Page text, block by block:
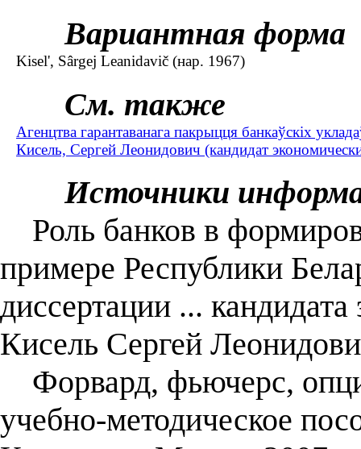
Вариантная форма
Kisel', Sârgej Leanіdavіč (нар. 1967)
См. также
Агенцтва гарантаванага пакрыцця банкаўскіх
Кисель, Сергей Леонидович (кандидат
Источники
Роль банков в
примере Республики
диссертации ...
Кисель Сергей
Форвард, фьючерс,
учебно-методическое